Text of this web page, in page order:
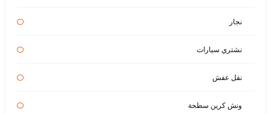
نجار
نشتري سيارات
نقل عفش
ونش كرين سطحة